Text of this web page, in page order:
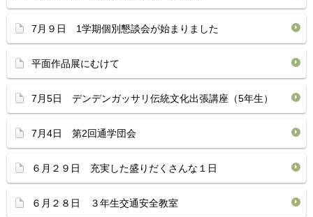
7月９日 1学期個別懇談会が始まりました
平面作品展にむけて
7月5日 デンデンガッサリ伝統文化出張講座（5年生）
7月4日 第2回通学団会
６月２９日 充実した盛りだくさんな１日
６月２８日 ３年生交通安全教室